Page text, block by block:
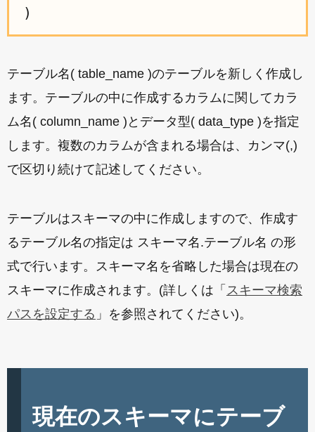
テーブル名( table_name )のテーブルを新しく作成し
ます。テーブルの中に作成するカラムに関してカラ
ム名( column_name )とデータ型( data_type )を指定
します。複数のカラムが含まれる場合は、カンマ(,)
で区切り続けて記述してください。
テーブルはスキーマの中に作成しますので、作成す
るテーブル名の指定は スキーマ名.テーブル名 の形
式で行います。スキーマ名を省略した場合は現在の
スキーマに作成されます。(詳しくは「 スキーマ検索
パスを設定する 」を参照されてください)。
現在のスキーマにテーブ